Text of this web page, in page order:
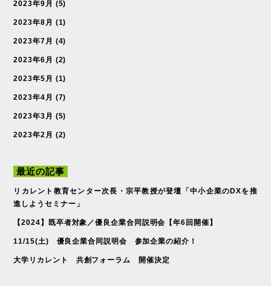
2023年9月 (5)
2023年8月 (1)
2023年7月 (4)
2023年6月 (2)
2023年5月 (1)
2023年4月 (7)
2023年3月 (5)
2023年2月 (2)
最近の記事
リカレント教育センター次長・宗平教授が登壇「中小企業のDXを推
進しようセミナー」
【2024】既卒者対象／優良企業合同説明会【年6回開催】
11/15(土) 優良企業合同説明会 参加企業の紹介！
大学リカレント 共創フォーラム 開催決定